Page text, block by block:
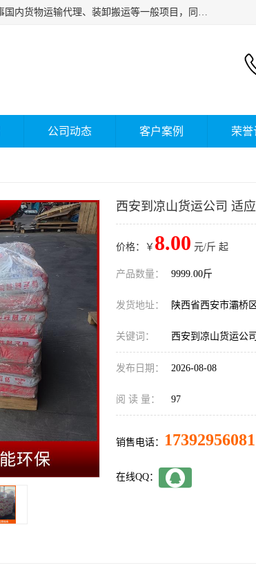
西安福鸿祥物流有限公司成立于2021年，位于陕西省西安市灞桥区，公司主要从事国内货物运输代理、装卸搬运等一般项目，同时具备道路货物运输（不含危险货物）的许可资质。凭借专业的物流服务和*的运输能力，公司致力于为客户提供安全、可靠的物流解决方案，满足多样化的运输需求，助力企业*运营。
公司动态 客户案例 荣誉
西安到凉山货运公司 适
价格：￥ 8.00 元/斤 起
产品数量： 9999.00斤
发货地址： 陕西省西安市灞桥
关键词： 西安到凉山货运公司
发布日期： 2026-08-08
阅 读 量： 97
销售电话： 17392956081
在线QQ：